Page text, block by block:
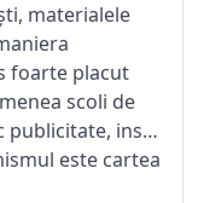
materialele
foarte placut
scoli de
publicitate, insa
este cartea